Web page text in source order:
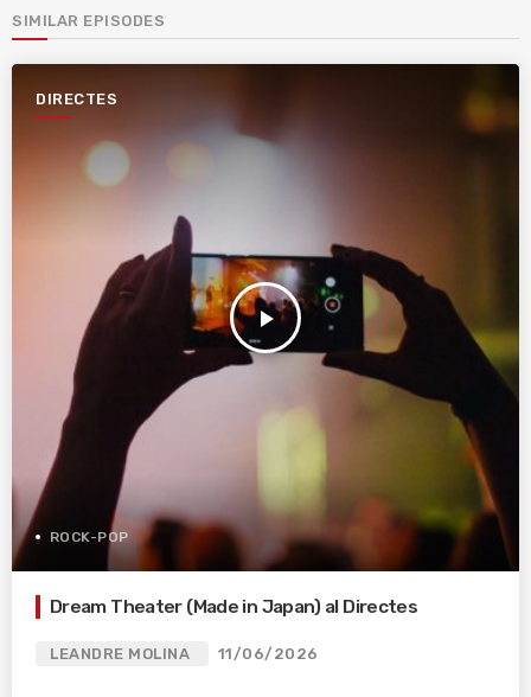
SIMILAR EPISODES
DIRECTES
play_arrow
ROCK-POP
Dream Theater (Made in Japan) al Directes
LEANDRE MOLINA 11/06/2026